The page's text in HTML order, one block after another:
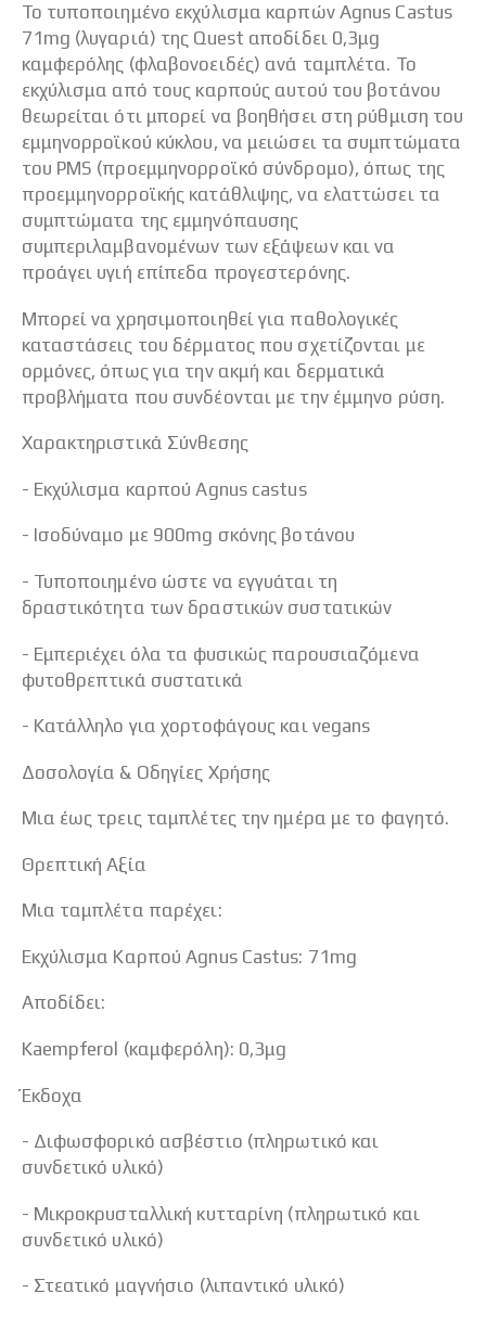
Το τυποποιημένο εκχύλισμα καρπών Agnus Castus
71mg (λυγαριά) της Quest αποδίδει 0,3μg
καμφερόλης (φλαβονοειδές) ανά ταμπλέτα. Το
εκχύλισμα από τους καρπούς αυτού του βοτάνου
θεωρείται ότι μπορεί να βοηθήσει στη ρύθμιση του
εμμηνορροϊκού κύκλου, να μειώσει τα συμπτώματα
του PMS (προεμμηνορροϊκό σύνδρομο), όπως της
προεμμηνορροϊκής κατάθλιψης, να ελαττώσει τα
συμπτώματα της εμμηνόπαυσης
συμπεριλαμβανομένων των εξάψεων και να
προάγει υγιή επίπεδα προγεστερόνης.
Μπορεί να χρησιμοποιηθεί για παθολογικές
καταστάσεις του δέρματος που σχετίζονται με
ορμόνες, όπως για την ακμή και δερματικά
προβλήματα που συνδέονται με την έμμηνο ρύση.
Χαρακτηριστικά Σύνθεσης
- Εκχύλισμα καρπού Agnus castus
- Ισοδύναμο με 900mg σκόνης βοτάνου
- Τυποποιημένο ώστε να εγγυάται τη
δραστικότητα των δραστικών συστατικών
- Εμπεριέχει όλα τα φυσικώς παρουσιαζόμενα
φυτοθρεπτικά συστατικά
- Κατάλληλο για χορτοφάγους και vegans
Δοσολογία & Οδηγίες Χρήσης
Μια έως τρεις ταμπλέτες την ημέρα με το φαγητό.
Θρεπτική Αξία
Μια ταμπλέτα παρέχει:
Εκχύλισμα Καρπού Agnus Castus: 71mg
Αποδίδει:
Kaempferol (καμφερόλη): 0,3μg
Έκδοχα
- Διφωσφορικό ασβέστιο (πληρωτικό και
συνδετικό υλικό)
- Μικροκρυσταλλική κυτταρίνη (πληρωτικό και
συνδετικό υλικό)
- Στεατικό μαγνήσιο (λιπαντικό υλικό)